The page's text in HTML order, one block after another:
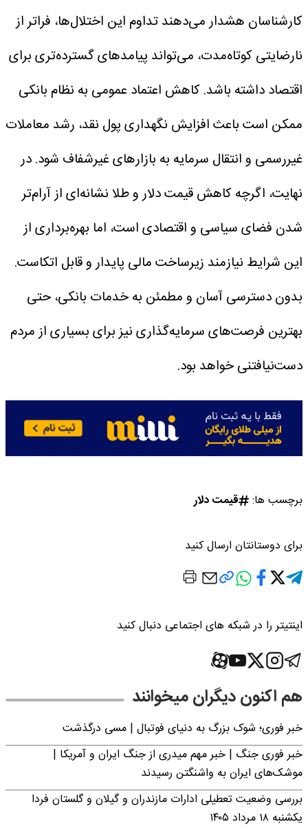
کارشناسان هشدار می‌دهند تداوم این اختلال‌ها، فراتر از
نارضایتی کوتاه‌مدت، می‌تواند پیامدهای گسترده‌تری برای
اقتصاد داشته باشد. کاهش اعتماد عمومی به نظام بانکی
ممکن است باعث افزایش نگهداری پول نقد، رشد معاملات
غیررسمی و انتقال سرمایه به بازارهای غیرشفاف شود.در
نهایت، اگرچه کاهش قیمت دلار و طلا نشانه‌ای از آرام‌تر
شدن فضای سیاسی و اقتصادی است، اما بهره‌برداری از
این شرایط نیازمند زیرساخت مالی پایدار و قابل اتکاست.
بدون دسترسی آسان و مطمئن به خدمات بانکی، حتی
بهترین فرصت‌های سرمایه‌گذاری نیز برای بسیاری از مردم
دست‌نیافتنی خواهد بود.
برچسب ها: قیمت دلار
برای دوستانتان ارسال کنید
اینتیتر را در شبکه های اجتماعی دنبال کنید
هم اکنون دیگران میخوانند
خبر فوری؛‌ شوک بزرگ به دنیای فوتبال | مسی درگذشت
خبر فوری جنگ | خبر مهم میدری از جنگ ایران و آمریکا |
موشک‌های ایران به واشنگتن رسیدند
بررسی وضعیت تعطیلی ادارات مازندران و گیلان و گلستان فردا
یکشنبه ۱۸ مرداد ۱۴۰۵